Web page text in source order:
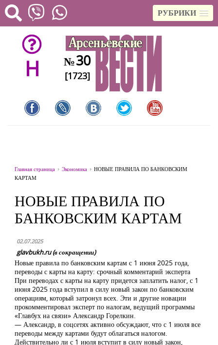
РУБРИКИ
H №30
[1723]
Главная страница Экономика
НОВЫЕ ПРАВИЛА ПО БАНКОВСКИМ
КАРТАМ
НОВЫЕ ПРАВИЛА ПО
БАНКОВСКИМ КАРТАМ
02.07.2025
glavbukh.ru (в сокращении)
Новые правила по банковским картам с 1 июня 2025 года,
переводы с карты на карту: срочный комментарий эксперта
При переводах с карты на карту придется заплатить налог, с 1
июня 2025 года вступил в силу новый закон по банковским
операциям, который затронул всех. Эти и другие новации
прокомментировал эксперт по налогам, ведущий программы
«Главбух на связи» Александр Горелкин.
— Александр, в соцсетях активно обсуждают, что с 1 июля все
переводы между картами будут облагаться налогом.
Действительно ли с 1 июля вступит в силу новый закон,